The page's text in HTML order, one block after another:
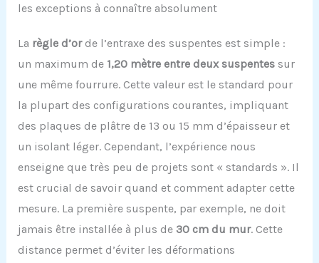
les exceptions à connaître absolument
La règle d’orde l’entraxe des suspentes est simple :
un maximum de 1,20 mètre entre deux suspentessur
une même fourrure. Cette valeur est le standard pour
la plupart des configurations courantes, impliquant
des plaques de plâtre de 13 ou 15 mm d’épaisseur et
un isolant léger. Cependant, l’expérience nous
enseigne que très peu de projets sont « standards ». Il
est crucial de savoir quand et comment adapter cette
mesure. La première suspente, par exemple, ne doit
jamais être installée à plus de 30 cm du mur. Cette
distance permet d’éviter les déformations